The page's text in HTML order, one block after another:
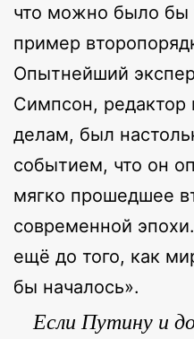
что можно было бы
пример
Опытнейший
Симпсон,
делам, был
событием, что он
мягко прошедшее
современной
ещё до того, как
бы началось».
Если Путину и